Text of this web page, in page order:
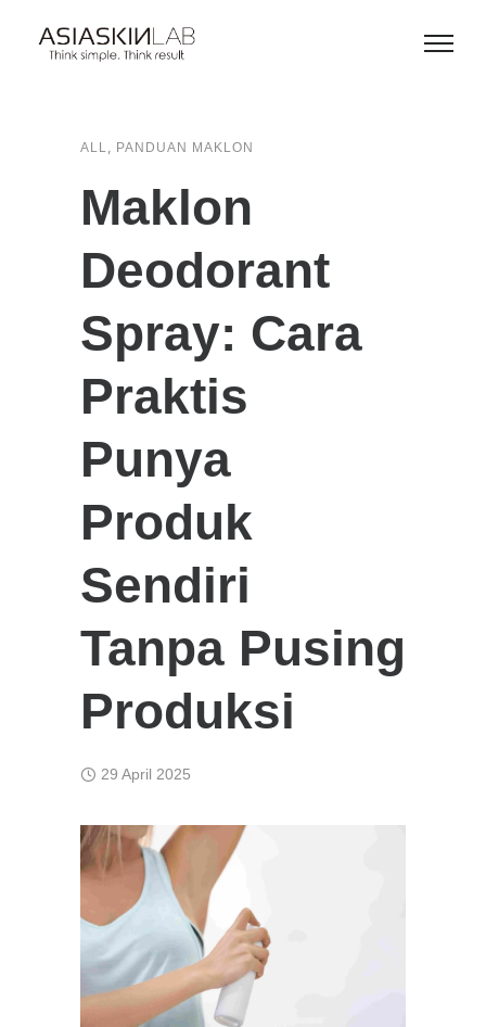
ALL, PANDUAN MAKLON
Maklon
Deodorant
Spray: Cara
Praktis
Punya
Produk
Sendiri
Tanpa Pusing
Produksi
29 April 2025